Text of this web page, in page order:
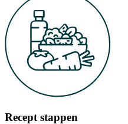
Recept stappen